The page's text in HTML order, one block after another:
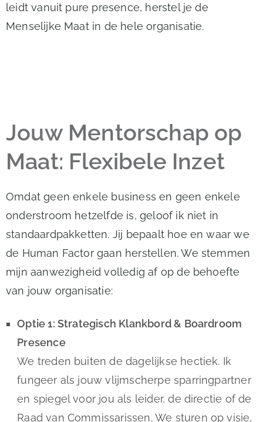
leidt vanuit pure presence, herstel je de
Menselijke Maat in de hele organisatie.
Jouw Mentorschap op
Maat: Flexibele Inzet
Omdat geen enkele business en geen enkele
onderstroom hetzelfde is, geloof ik niet in
standaardpakketten. Jij bepaalt hoe en waar we
de Human Factor gaan herstellen. We stemmen
mijn aanwezigheid volledig af op de behoefte
van jouw organisatie:
Optie 1: Strategisch Klankbord & Boardroom
Presence
We treden buiten de dagelijkse hectiek. Ik
fungeer als jouw vlijmscherpe sparringpartner
en spiegel voor jou als leider, de directie of de
Raad van Commissarissen. We sturen op visie,